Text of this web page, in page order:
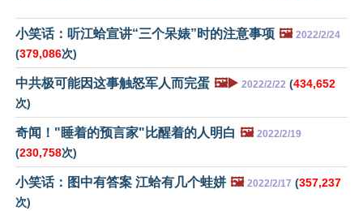
小笑话：听江蛤宣讲“三个呆婊”时的注意事项 🖼️ 2022/2/24
(379,086次)
中共极可能因这事触怒军人而完蛋 🖼️▶️ 2022/2/22 (434,652
次)
奇闻！"睡着的预言家"比醒着的人明白 🖼️ 2022/2/19
(230,758次)
小笑话：图中有答案 江蛤有几个蛙姘 🖼️ 2022/2/17 (357,237
次)